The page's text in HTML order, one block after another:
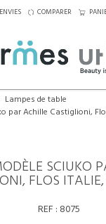
COMPARER
Lampes de table
par Achille Castiglioni,
SCIUKO
FLOS
REF : 8075